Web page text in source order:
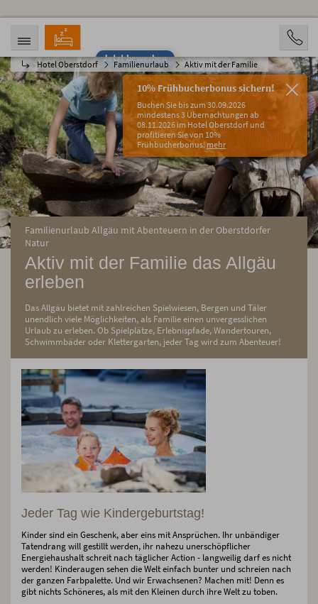
Jetzt bewerben
Hotel Oberstdorf Familienurlaub Aktiv mit der Familie
10% Frühbucherbonus sichern!
Buchen Sie bis zum 30.09.2026
mindestens 3 Übernachtungen ab
08.11.2026 im Hotel Oberstdorf und
profitieren Sie von 10%
Frühbucherbonus!mehr
ANREISE
06.08.2026
ABREISE
11.08.2026
PERSONEN
2 Personen
BUCHEN
Familienurlaub Allgäu mit Abenteuern in der Oberstdorfer
Natur
Aktiv mit der Familie das Allgäu
erleben
Das Allgäu bietet mit zahlreichen Spielwiesen, Bergen und Täler
unendlich viele Möglichkeiten, als Familie einen unvergesslichen
Urlaub zu erleben. Ob Spielplätze, Erlebnispfade, Wandertouren,
Schwimmbäder oder Klettergarten, jeder Tag wird zum Abenteuer!
Jeder Tag wie Kindergeburtstag!
Kinder sind ein Geschenk, aber eins mit Ansprüchen. Ihr unbändiger
Tatendrang will gestillt werden, ihr nahezu unerschöpflicher
Energiehaushalt schreit nach täglicher Action - langweilig darf es nicht
werden! Kinderaugen sehen die Welt einfach bunter und schreien nach
der ganzen Farbpalette. Und wir Erwachsenen? Machen mit! Denn es
gibt nichts Schöneres, als mit den Kleinen durch ihre Welt zu toben.